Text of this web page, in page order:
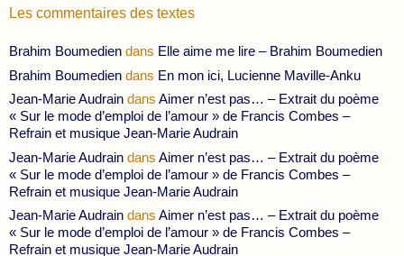
Les commentaires des textes
Brahim Boumedien dans Elle aime me lire – Brahim Boumedien
Brahim Boumedien dans En mon ici, Lucienne Maville-Anku
Jean-Marie Audrain dans Aimer n’est pas… – Extrait du poème
« Sur le mode d’emploi de l’amour » de Francis Combes –
Refrain et musique Jean-Marie Audrain
Jean-Marie Audrain dans Aimer n’est pas… – Extrait du poème
« Sur le mode d’emploi de l’amour » de Francis Combes –
Refrain et musique Jean-Marie Audrain
Jean-Marie Audrain dans Aimer n’est pas… – Extrait du poème
« Sur le mode d’emploi de l’amour » de Francis Combes –
Refrain et musique Jean-Marie Audrain